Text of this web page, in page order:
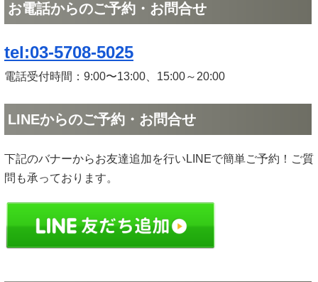
お電話からのご予約・お問合せ
tel:03-5708-5025
電話受付時間：9:00〜13:00、15:00～20:00
LINEからのご予約・お問合せ
下記のバナーからお友達追加を行いLINEで簡単ご予約！ご質
問も承っております。